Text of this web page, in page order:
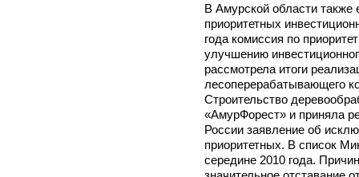
В Амурской области также
приоритетных
года комиссия по
улучшению
рассмотрела итоги
лесоперерабатывающего
Строительство
«АмурФорест» и приняла
России заявление об
приоритетных. В список
середине 2010 года.